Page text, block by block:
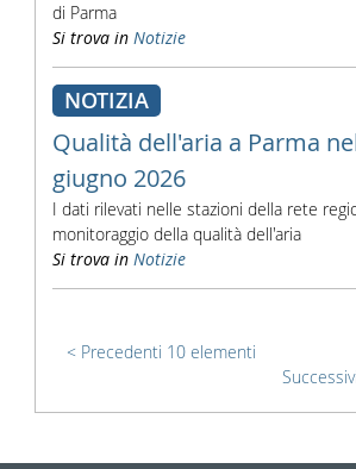
di Parma
Si trova in Notizie
NOTIZIA
Qualità dell'aria a Parma
giugno 2026
I dati rilevati nelle stazioni della rete
monitoraggio della qualità dell'aria
Si trova in Notizie
Precedenti 10 elementi